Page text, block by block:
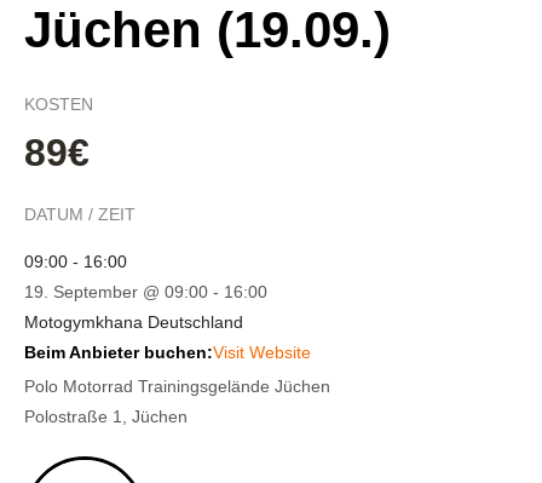
Jüchen (19.09.)
KOSTEN
89€
DATUM / ZEIT
09:00 - 16:00
19. September @ 09:00 - 16:00
Motogymkhana Deutschland
Beim Anbieter buchen:Visit Website
Polo Motorrad Trainingsgelände Jüchen
Polostraße 1, Jüchen